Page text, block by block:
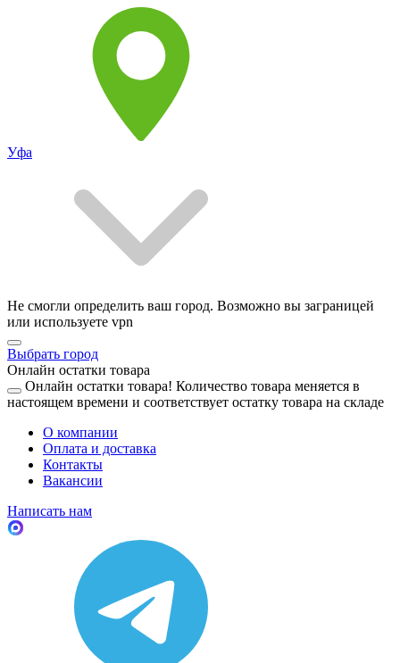
Уфа
Не смогли определить ваш город. Возможно вы заграницей
или используете vpn
Выбрать город
Онлайн остатки товара
Онлайн остатки товара! Количество товара меняется в
настоящем времени и соответствует остатку товара на складе
О компании
Оплата и доставка
Контакты
Вакансии
Написать нам